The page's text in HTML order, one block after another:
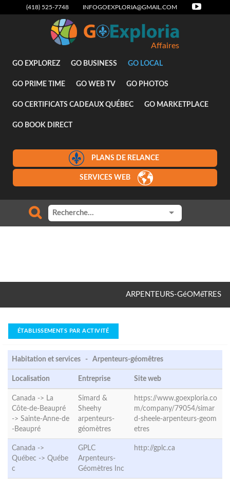
(418) 525-7748 INFOGOEXPLORIA@GMAIL.COM
Affaires
GO EXPLOREZ GO BUSINESS GO LOCAL
GO PRIME TIME GO WEB TV GO PHOTOS
GO CERTIFICATS CADEAUX QUÉBEC GO MARKETPLACE
GO BOOK DIRECT
PLANS DE RELANCE
SERVICES WEB
ARPENTEURS-GéOMêTRES
ÉTABLISSEMENTS PAR ACTIVITÉ
Habitation et services - Arpenteurs-géomêtres
Localisation Entreprise Site web
Canada -> La
Côte-de-Beaupré
-> Sainte-Anne-de
-Beaupré
Simard &
Sheehy
arpenteurs-
géomètres
https://www.goexploria.co
m/company/79054/simar
d-sheele-arpenteurs-geom
etres
Canada ->
Québec -> Québe
c
GPLC
Arpenteurs-
Géomètres Inc
http://gplc.ca